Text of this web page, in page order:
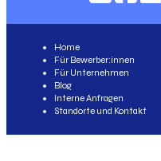
Home
Für Bewerber:innen
Für Unternehmen
Blog
Interne Anfragen
Standorte und Kontakt